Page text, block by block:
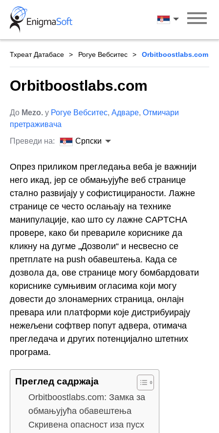
Skip
content
Српски
Тхреат Датабасе Рогуе Вебситес Orbitboostlabs.com
Orbitboostlabs.com
До Mezo. у Рогуе Вебситес, Адваре, Отмичари
претраживача
Преведи на:
Српски
Опрез приликом прегледања веба је важнији
него икад, јер се обмањујуће веб странице
стално развијају у софистицираности. Лажне
странице се често ослањају на технике
манипулације, као што су лажне CAPTCHA
провере, како би превариле кориснике да
кликну на дугме „Дозволи“ и несвесно се
претплате на push обавештења. Када се
дозвола да, ове странице могу бомбардовати
кориснике сумњивим огласима који могу
довести до злонамерних страница, онлајн
превара или платформи које дистрибуирају
нежељени софтвер попут адвера, отимача
прегледача и других потенцијално штетних
програма.
Преглед садржаја
Orbitboostlabs.com: Замка за
обмањујућа обавештења
Скривена опасност иза пусх